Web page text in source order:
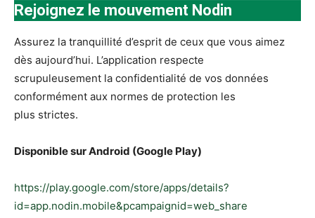
Rejoignez le mouvement Nodin
Assurez la tranquillité d’esprit de ceux que vous aimez
dès aujourd’hui. L’application respecte
scrupuleusement la confidentialité de vos données
conformément aux normes de protection les
plus strictes.
Disponible sur Android (Google Play)
https://play.google.com/store/apps/details?
id=app.nodin.mobile&pcampaignid=web_share